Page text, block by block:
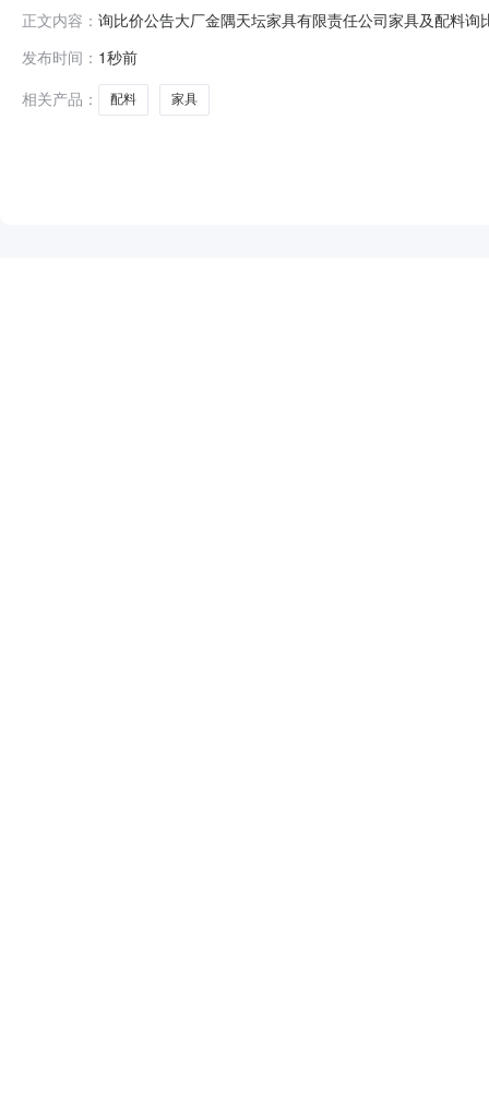
正文内容： 询比价公告大厂金隅天坛家具有限责任公司家具及配料
金：元（电汇附言请注明：询比价编号:100382-XJ-
发布时间： 1秒前
相关产品：
配料 家具